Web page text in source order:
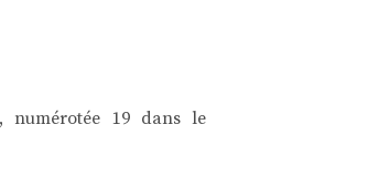
numérotée 19 dans le